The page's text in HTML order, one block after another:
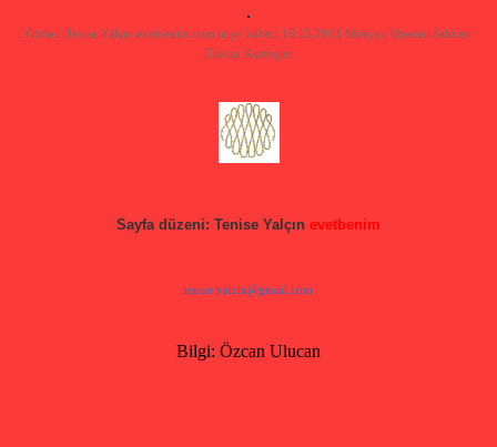
Görsel: Tenise Yalçın evetbenim.com arşiv haber/ 16.12.2013 Süreyya Operası Sahnesi
Ulucan Kardeşler
Sayfa düzeni: Tenise Yalçın evetbenim
tenise.yalcin@gmail.com
Bilgi: Özcan Ulucan